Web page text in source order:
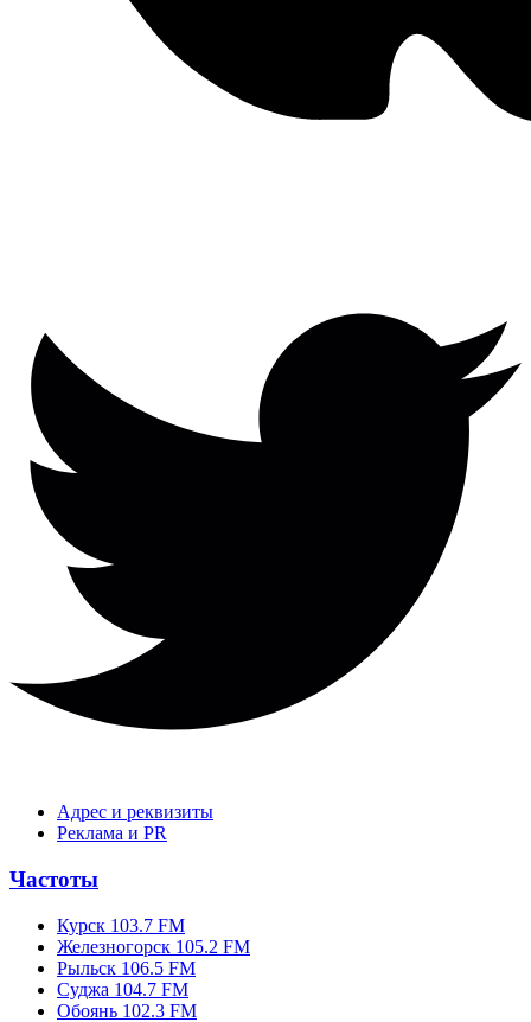
Адрес и реквизиты
Реклама и PR
Частоты
Курск 103.7 FM
Железногорск 105.2 FM
Рыльск 106.5 FM
Суджа 104.7 FM
Обоянь 102.3 FM